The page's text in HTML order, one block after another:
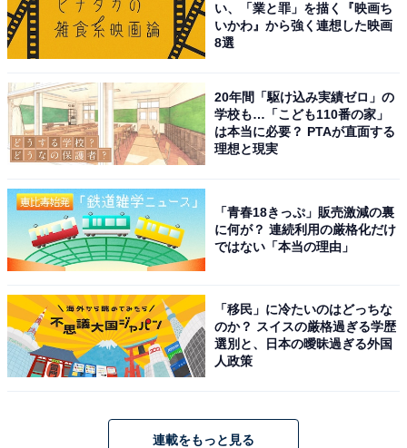
い、「業と罪」を描く『映画ち
いかわ』から強く連想した映画
8選
20年間「駆け込み実績ゼロ」の
学校も…「こども110番の家」
は本当に必要？ PTAが直面する
理想と現実
「青春18きっぷ」販売激減の裏
に何が？ 連続利用の厳格化だけ
ではない「本当の理由」
「移民」に冷たいのはどっちな
のか？ スイスの厳格過ぎる学歴
選別と、日本の曖昧過ぎる外国
人政策
連載をもっと見る